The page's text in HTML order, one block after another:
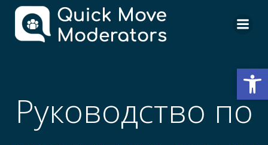
to
content
Руководство по